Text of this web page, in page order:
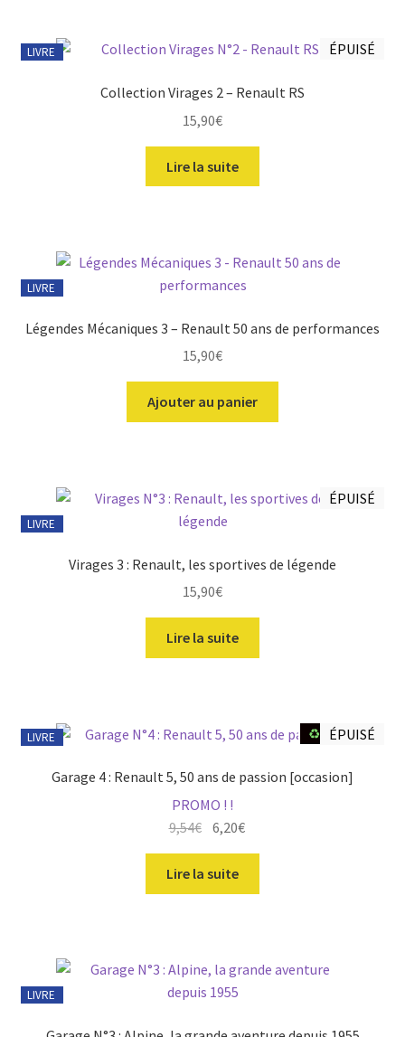
LIVRE ÉPUISÉ
Collection Virages 2 – Renault RS
15,90€
Lire la suite
LIVRE
Légendes Mécaniques 3 – Renault 50 ans de performances
15,90€
Ajouter au panier
LIVRE
ÉPUISÉ
Virages 3 : Renault, les sportives de légende
15,90€
Lire la suite
♻️ Occasion
LIVRE ÉPUISÉ
Garage 4 : Renault 5, 50 ans de passion [occasion]
PROMO ! !
Le
prix
initial
était :
9,54€Le
prix
actuel
est :
6,20€
Lire la suite
LIVRE